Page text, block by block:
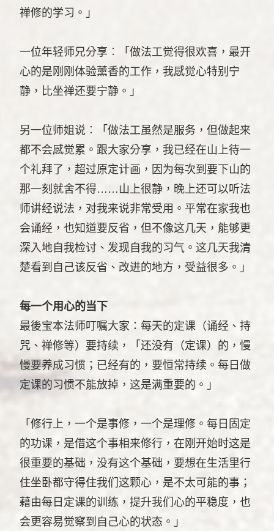
禅修的学习。」
一位年轻师兄分享︰「做法工觉得很欢喜，最开
心的是刚刚体验薰香的工作，我感觉心特别宁
静，比坐禅还要宁静。」
另一位师姐说︰「做法工虽然是服务，但做起来
都不会感觉累。跟大家分享，我已经在山上待一
个礼拜了，超过原定计画，因为每次到要下山的
那一刻就舍不得……山上很静，晚上还可以听法
师讲经说法，对我来说非常受用。平常在家我也
会诵经，也知道要反省，但不像这几天，能够更
深入地自我检讨、发现自我的习气。这几天我清
楚看到自己该反省、改进的地方，受益很多。」
每一个用心的当下
最後宝本法师叮嘱大家：每天的定课（诵经、持
咒、禅修等）要持续，「还没有（定课）的，慢
慢要养成习惯；已经有的，要恒常持续。每日做
定课的习惯不能放掉，这是满重要的。」
「修行上，一个是事修，一个是理修。每日固定
的功课，是借这个事相来修行，在刚开始时这是
很重要的基础，没有这个基础，要想在生活里行
住坐卧都守得住我们这颗心，是不太可能的事；
藉由每日定课的训练，提升我们心的平稳度，也
会更容易觉察到自己心的状态。」